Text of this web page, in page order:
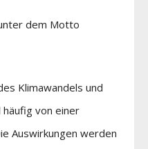
dem Motto
Klimawandels und
von einer
Auswirkungen werden